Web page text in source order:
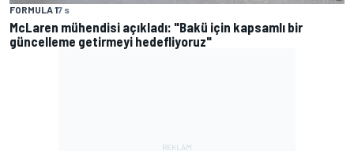
FORMULA 17 s
McLaren mühendisi açıkladı: "Bakü için kapsamlı bir
güncelleme getirmeyi hedefliyoruz"